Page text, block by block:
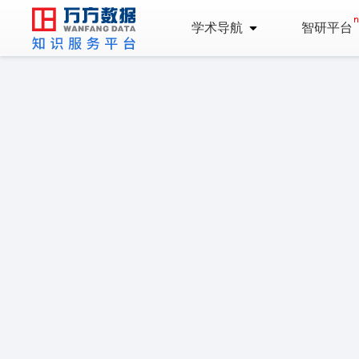
学术导航 智研平台